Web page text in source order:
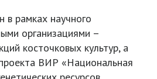
в рамках научного
организациями –
косточковых культур, а
ВИР «Национальная